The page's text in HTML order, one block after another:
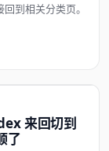
到相关分类页。
来回切到
了